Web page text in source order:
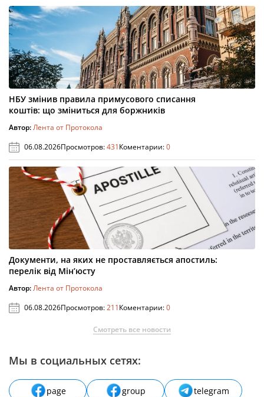
НБУ змінив правила примусового списання
коштів: що зміниться для боржників
Автор:Лента от Протокола
06.08.2026Просмотров:431Коментарии:0
Документи, на яких не проставляється апостиль:
перелік від Мін’юсту
Автор:Лента от Протокола
06.08.2026Просмотров:211Коментарии:0
Смотреть все новости
Мы в социальных сетях:
page group
telegram